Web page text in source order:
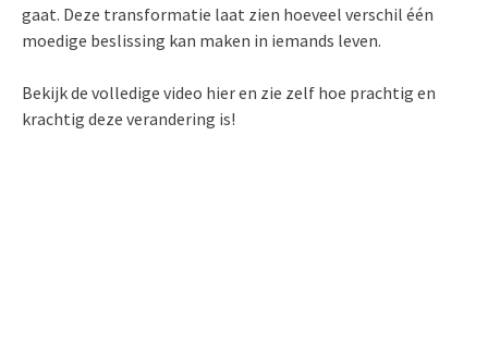
gaat. Deze transformatie laat zien hoeveel verschil één
moedige beslissing kan maken in iemands leven.
Bekijk de volledige video hier en zie zelf hoe prachtig en
krachtig deze verandering is!